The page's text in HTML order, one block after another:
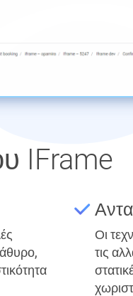
IFrame
Οι
τις